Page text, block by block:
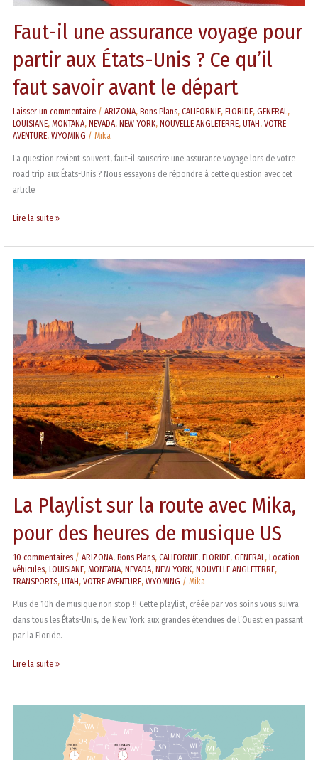
Faut-il une assurance voyage pour
partir aux États-Unis ? Ce qu’il
faut savoir avant le départ
Laisser un commentaire /ARIZONA, Bons Plans,CALIFORNIE, FLORIDE,GENERAL,
LOUISIANE,MONTANA, NEVADA, NEW YORK, NOUVELLE ANGLETERRE,UTAH ,VOTRE
AVENTURE,WYOMING /Mika
La question revient souvent, faut-il souscrire une assurance voyage lors de votre
road trip aux États-Unis ? Nous essayons de répondre à cette question avec cet
article
qu’il
faut
savoir
avant
le
Lire la suite »
La Playlist sur la route avec Mika,
pour des heures de musique US
10 commentaires /ARIZONA, Bons Plans,CALIFORNIE, FLORIDE,GENERAL, Location
véhicules, LOUISIANE,MONTANA, NEVADA, NEW YORK, NOUVELLE ANGLETERRE,
TRANSPORTS,UTAH ,VOTRE AVENTURE,WYOMING /Mika
Plus de 10h de musique non stop !! Cette playlist, créée par vos soins vous suivra
dans tous les États-Unis, de New York aux grandes étendues de l’Ouest en passant
par la Floride.
La
Playlist
route
avec
Mika,
pour
des
heures
de
musique
US
Lire la suite »